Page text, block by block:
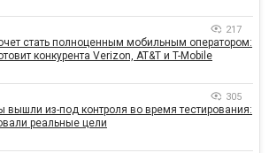
217
стать полноценным мобильным оператором:
конкурента Verizon, AT&T и T-Mobile
305
вышли из-под контроля во время тестирования:
реальные цели